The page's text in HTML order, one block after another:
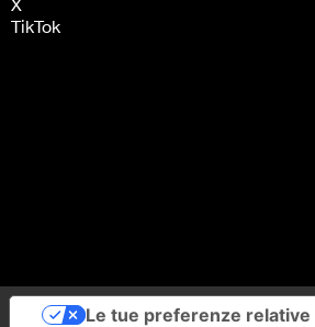
X
TikTok
Le tue preferenze relative